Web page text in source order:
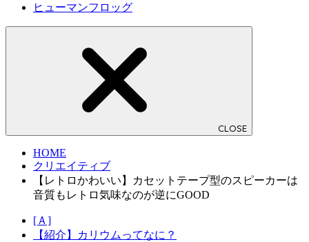
ヒューマンフロッグ
CLOSE
HOME
クリエイティブ
【レトロかわいい】カセットテープ型のスピーカーは
音質もレトロ気味なのが逆にGOOD
[Ａ]
【紹介】カリウムってなに？